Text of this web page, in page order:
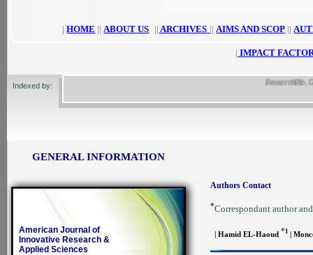
GENERAL INFORMATION
American Journal of
Innovative Research &
Applied Sciences
ResearchBib,
Indexed by:
|HOME || ABOUT US || ARCHIVES || AIMS AND SCOP ||
| IMPACT
Authors Contact
*Correspondant author
| Hamid EL-Haoud *1 |